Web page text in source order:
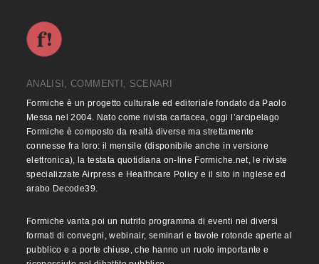
ANALISI, COMMENTI, SCENARI
Formiche è un progetto culturale ed editoriale fondato da Paolo
Messa nel 2004. Nato come rivista cartacea, oggi l’arcipelago
Formiche è composto da realtà diverse ma strettamente
connesse fra loro: il mensile (disponibile anche in versione
elettronica), la testata quotidiana on-line Formiche.net, le riviste
specializzate Airpress e Healthcare Policy e il sito in inglese ed
arabo Decode39.
Formiche vanta poi un nutrito programma di eventi nei diversi
formati di convegni, webinair, seminari e tavole rotonde aperte al
pubblico e a porte chiuse, che hanno un ruolo importante e